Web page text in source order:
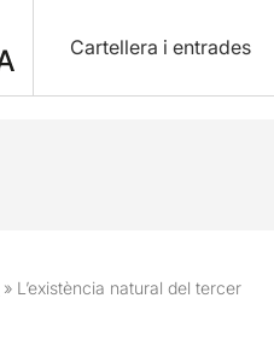
Cartellera i entrades
» L’existència natural del tercer